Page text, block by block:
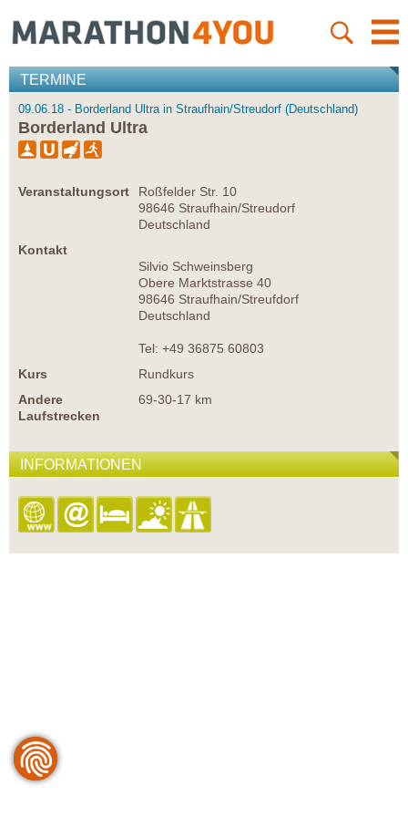
TERMINE
09.06.18 - Borderland Ultra in Straufhain/Streudorf (Deutschland)
Borderland Ultra
Veranstaltungsort
Roßfelder Str. 10
98646 Straufhain/Streudorf
Deutschland
Kontakt
Silvio Schweinsberg
Obere Marktstrasse 40
98646 Straufhain/Streufdorf
Deutschland
Tel: +49 36875 60803
Kurs
Rundkurs
Andere
Laufstrecken
69-30-17 km
INFORMATIONEN